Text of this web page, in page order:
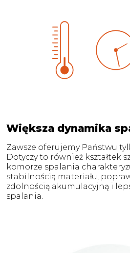
Większa dynamika
Zawsze oferujemy Państwu
Dotyczy to również kształtek
komorze spalania
stabilnością materiału,
zdolnością akumulacyjną i
spalania.